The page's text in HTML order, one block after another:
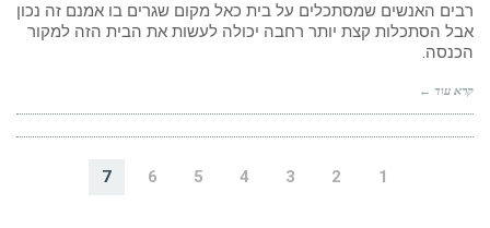
רבים האנשים שמסתכלים על בית כאל מקום שגרים בו אמנם זה נכון
אבל הסתכלות קצת יותר רחבה יכולה לעשות את הבית הזה למקור
הכנסה.
קרא עוד ←
1
2
3
4
5
6
7